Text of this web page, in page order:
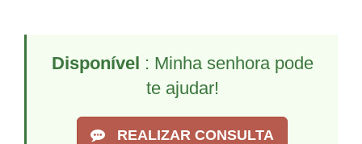
Disponível : Minha senhora pode
te ajudar!
REALIZAR CONSULTA